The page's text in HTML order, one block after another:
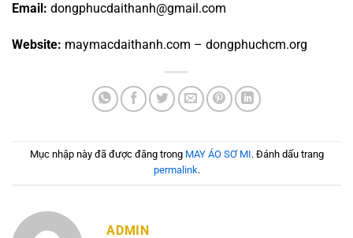
Email: dongphucdaithanh@gmail.com
Website: maymacdaithanh.com – dongphuchcm.org
Mục nhập này đã được đăng trong MAY ÁO SƠ MI. Đánh dấu trang
permalink.
ADMIN